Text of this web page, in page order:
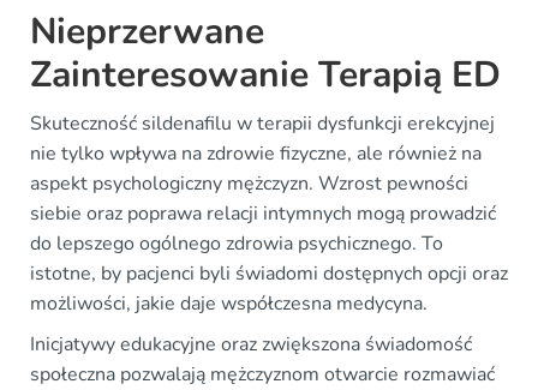
Nieprzerwane
Zainteresowanie Terapią ED
Skuteczność sildenafilu w terapii dysfunkcji erekcyjnej
nie tylko wpływa na zdrowie fizyczne, ale również na
aspekt psychologiczny mężczyzn. Wzrost pewności
siebie oraz poprawa relacji intymnych mogą prowadzić
do lepszego ogólnego zdrowia psychicznego. To
istotne, by pacjenci byli świadomi dostępnych opcji oraz
możliwości, jakie daje współczesna medycyna.
Inicjatywy edukacyjne oraz zwiększona świadomość
społeczna pozwalają mężczyznom otwarcie rozmawiać